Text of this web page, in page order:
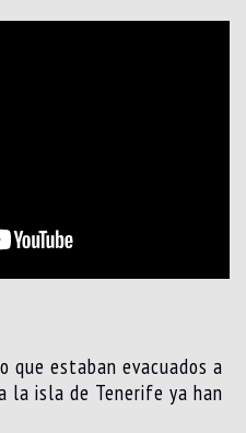
que estaban evacuados a
la isla de Tenerife ya han